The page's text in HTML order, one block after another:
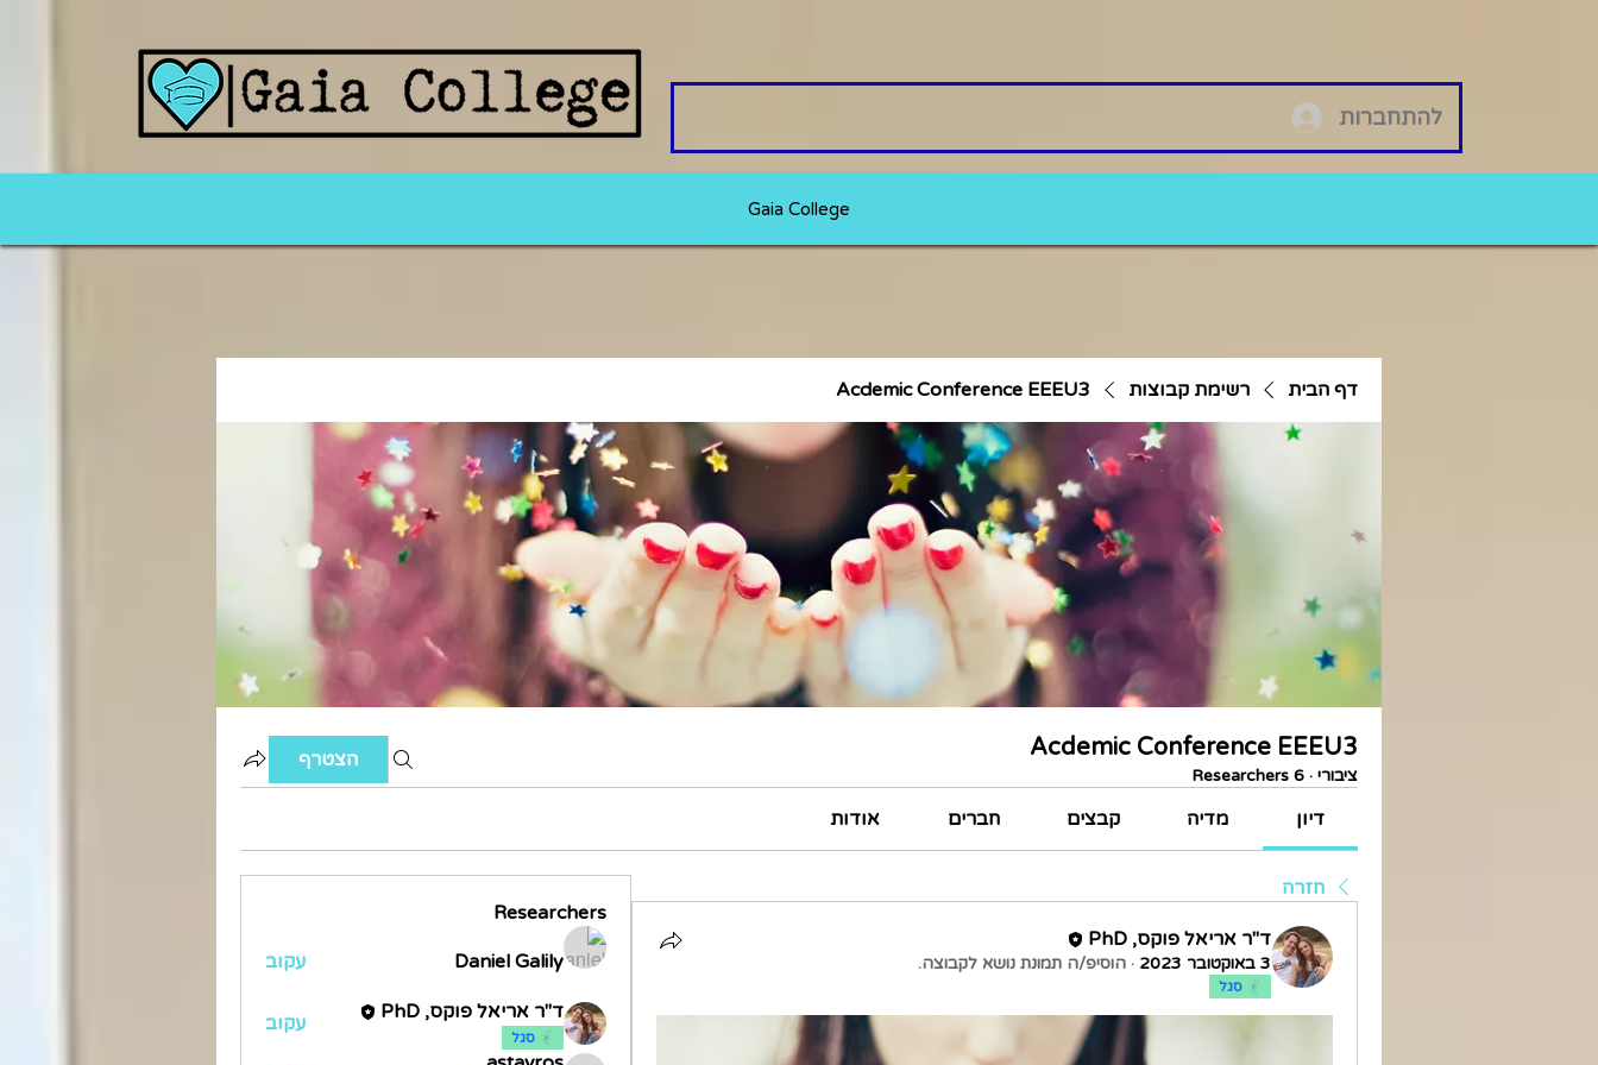
להתחברות
Gaia College
דף הבית רשימת קבוצות Acdemic Conference EEEU3
Acdemic Conference EEEU3
ציבורי ·
6 Researchers
הצטרף
דיון מדיה קבצים חברים אודות
חזרה
ד"ר אריאל פוקס, PhD
3 באוקטובר 2023 · הוסיפ/ה תמונת נושא לקבוצה.
סגל
Researchers
Daniel Galily עקוב
ד"ר אריאל פוקס, PhD
סגל
עקוב